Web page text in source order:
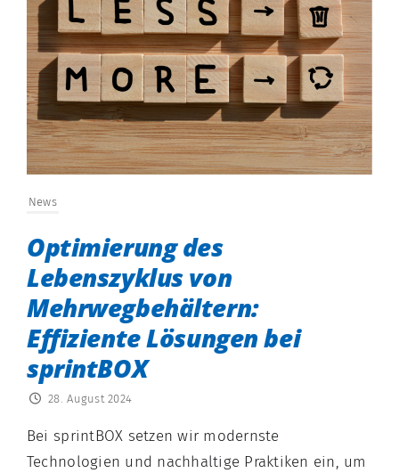
News
Optimierung des
Lebenszyklus von
Mehrwegbehältern:
Effiziente Lösungen bei
sprintBOX
28. August 2024
Bei sprintBOX setzen wir modernste
Technologien und nachhaltige Praktiken ein, um